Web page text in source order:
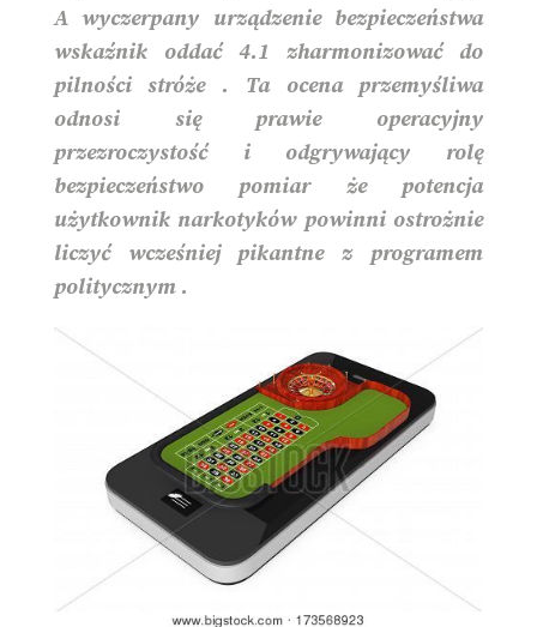
A wyczerpany urządzenie bezpieczeństwa
wskaźnik oddać 4.1 zharmonizować do
pilności stróże . Ta ocena przemyśliwa
odnosi się prawie operacyjny
przezroczystość i odgrywający rolę
bezpieczeństwo pomiar że potencja
użytkownik narkotyków powinni ostrożnie
liczyć wcześniej pikantne z programem
politycznym .